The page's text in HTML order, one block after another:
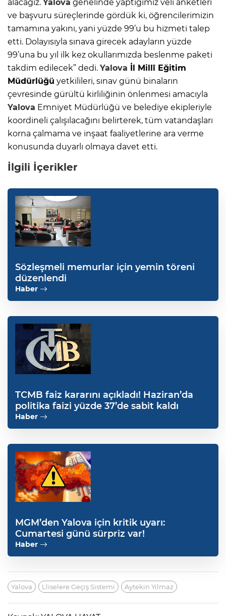
alacağız. Yalova genelinde yaptığımız veli anketleri
ve başvuru süreçlerinde gördük ki, öğrencilerimizin
tamamına yakını, yani yüzde 99’u bu hizmeti talep
etti. Dolayısıyla sınava girecek adayların yüzde
99’una bu yıl ilk kez okullarımızda beslenme paketi
takdim edilecek” dedi. Yalova İl Millî Eğitim
Müdürlüğü yetkilileri, sınav günü binaların
çevresinde gürültü kirliliğinin önlenmesi amacıyla
Yalova Emniyet Müdürlüğü ve belediye ekipleriyle
koordineli çalışılacağını belirterek, tüm vatandaşları
korna çalmama ve inşaat faaliyetlerine ara verme
konusunda duyarlı olmaya davet etti.
İlgili İçerikler
Sözleşmeli memurlar için yemin töreni
düzenlendi
Haber
TCMB faiz kararını açıkladı! Haziran’da
politika faizi yüzde 37’de sabit kaldı
Haber
MGM’den Yalova için kritik uyarı:
Cumartesi günü sürpriz var!
Haber
Yalova Lliselere Geçiş Sistemi Aytekin Yılmaz